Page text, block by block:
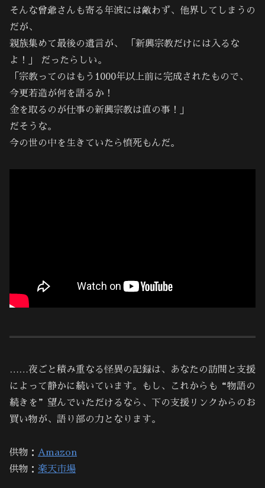
そんな曾爺さんも寄る年波には敵わず、他界してしまうの
だが、
親族集めて最後の遺言が、 「新興宗教だけには入るな
よ！」 だったらしい。
「宗教ってのはもう1000年以上前に完成されたもので、
今更若造が何を語るか！
金を取るのが仕事の新興宗教は直の事！」
だそうな。
今の世の中を生きていたら憤死もんだ。
……夜ごと積み重なる怪異の記録は、あなたの訪問と支援
によって静かに続いています。もし、これからも“物語の
続きを”望んでいただけるなら、下の支援リンクからのお
買い物が、語り部の力となります。
供物： Amazon
供物： 楽天市場